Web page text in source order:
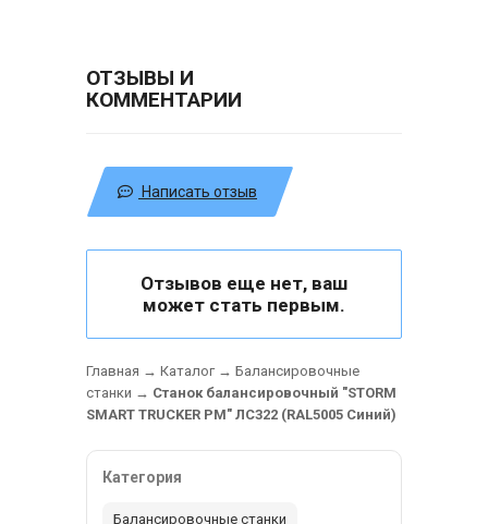
ОТЗЫВЫ И
КОММЕНТАРИИ
Написать отзыв
Отзывов еще нет, ваш
может стать первым.
Главная → Каталог→ Балансировочные
станки → Станок балансировочный "STORM
SMART TRUCKER PM" ЛС322 (RAL5005 Синий)
Категория
Балансировочные станки